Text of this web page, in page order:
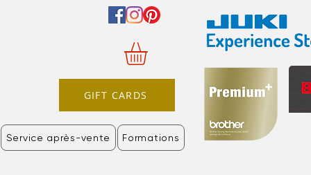
GIFT CARDS
Service après-vente Formations